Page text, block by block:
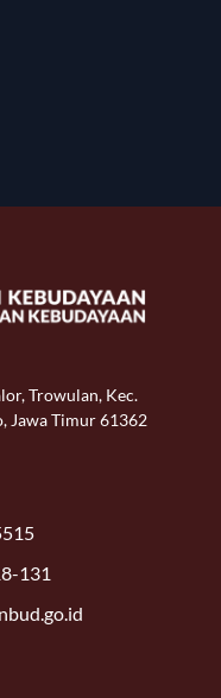
Trowulan, Kec.
Jawa Timur 61362
131